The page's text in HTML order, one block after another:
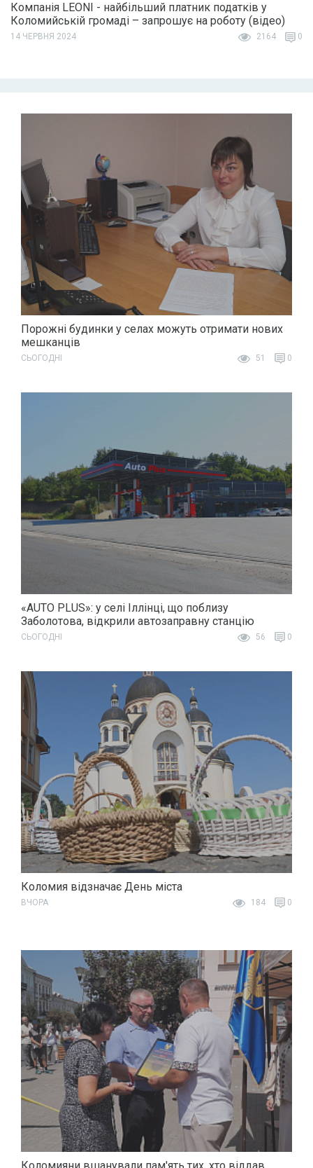
Компанія LEONI - найбільший платник податків у
Коломийській громаді – запрошує на роботу (відео)
14 ЧЕРВНЯ 2024 2164 0
Порожні будинки у селах можуть отримати нових
мешканців
СЬОГОДНІ 51 0
«AUTO PLUS»: у селі Іллінці, що поблизу
Заболотова, відкрили автозаправну станцію
СЬОГОДНІ 56 0
Коломия відзначає День міста
ВЧОРА 184 0
Коломияни вшанували пам'ять тих, хто віддав